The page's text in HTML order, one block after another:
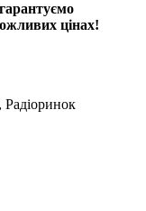
цінах!